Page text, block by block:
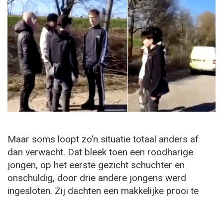
Maar soms loopt zo’n situatie totaal anders af
dan verwacht. Dat bleek toen een roodharige
jongen, op het eerste gezicht schuchter en
onschuldig, door drie andere jongens werd
ingesloten. Zij dachten een makkelijke prooi te